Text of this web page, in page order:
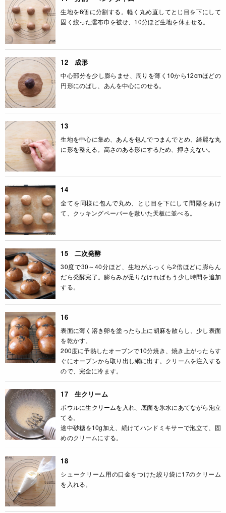
生地を6個に分割する。軽く丸め直してとじ目を下にして
固く絞った濡布巾を被せ、10分ほど生地を休ませる。
12 成形
中心部分を少し膨らませ、周りを薄く10から12cmほどの
円形にのばし、あんを中心にのせる。
13
生地を中心に集め、あんを包んでつまんでとめ、綺麗な丸
に形を整える。高さのある形にするため、押さえない。
14
全てを同様に包んで丸め、とじ目を下にして間隔をあけ
て、クッキングペーパーを敷いた天板に並べる。
15 二次発酵
30度で30～40分ほど、生地がふっくら2倍ほどに膨らん
だら発酵完了。膨らみが足りなければもう少し時間を追加
する。
16
表面に薄く溶き卵を塗ったら上に胡麻を散らし、少し表面
を乾かす。
200度に予熱したオーブンで10分焼き、焼き上がったらす
ぐにオーブンから取り出し網に出す。クリームを注入する
ので、完全に冷ます。
17 生クリーム
ボウルに生クリームを入れ、底面を氷水にあてながら泡立
てる。
途中砂糖を10g加え、続けてハンドミキサーで泡立て、固
めのクリームにする。
18
シュークリーム用の口金をつけた絞り袋に17のクリーム
を入れる。